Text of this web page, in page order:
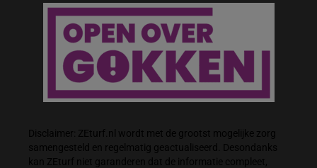
Disclaimer: ZEturf.nl wordt met de grootst mogelijke zorg
samengesteld en regelmatig geactualiseerd. Desondanks
kan ZEturf niet garanderen dat de informatie compleet,